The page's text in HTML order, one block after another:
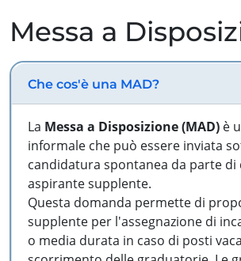
Messa a
Che cos'è una MAD?
La Messa a Disposizione (MAD) è
informale che può essere inviata
candidatura spontanea da parte di
aspirante supplente.
Questa domanda permette di
supplente per l'assegnazione di
o media durata in caso di posti